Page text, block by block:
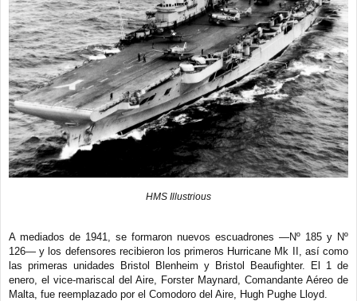
HMS Illustrious
A mediados de 1941, se formaron nuevos escuadrones —Nº 185 y Nº
126— y los defensores recibieron los primeros Hurricane Mk II, así como
las primeras unidades Bristol Blenheim y Bristol Beaufighter. El 1 de
enero, el vice-mariscal del Aire, Forster Maynard, Comandante Aéreo de
Malta, fue reemplazado por el Comodoro del Aire, Hugh Pughe Lloyd.